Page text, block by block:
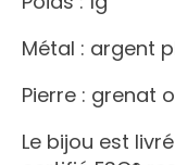
Métal : argent
Pierre : grenat
Le bijou est